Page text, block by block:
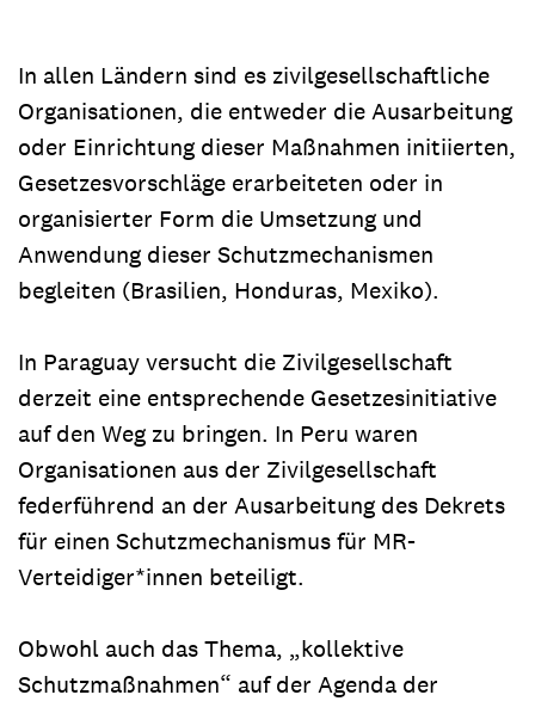
In allen Ländern sind es zivilgesellschaftliche
Organisationen, die entweder die Ausarbeitung
oder Einrichtung dieser Maßnahmen initiierten,
Gesetzesvorschläge erarbeiteten oder in
organisierter Form die Umsetzung und
Anwendung dieser Schutzmechanismen
begleiten (Brasilien, Honduras, Mexiko).
In Paraguay versucht die Zivilgesellschaft
derzeit eine entsprechende Gesetzesinitiative
auf den Weg zu bringen. In Peru waren
Organisationen aus der Zivilgesellschaft
federführend an der Ausarbeitung des Dekrets
für einen Schutzmechanismus für MR-
Verteidiger*innen beteiligt.
Obwohl auch das Thema, „kollektive
Schutzmaßnahmen“ auf der Agenda der